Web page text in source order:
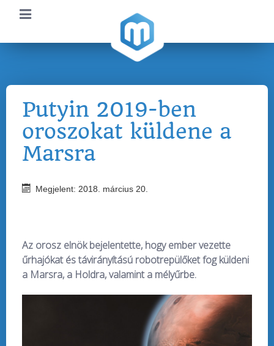
Putyin 2019-ben
oroszokat küldene a
Marsra
Megjelent: 2018. március 20.
Az orosz elnök bejelentette, hogy ember vezette
űrhajókat és távirányítású robotrepülőket fog küldeni
a Marsra, a Holdra, valamint a mélyűrbe.